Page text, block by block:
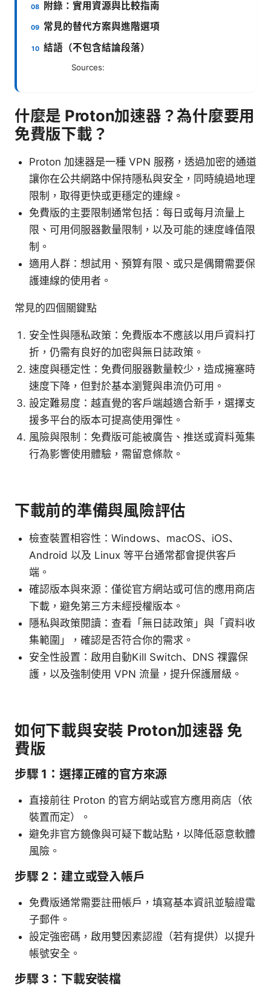
附錄：實用資源與比較指南
常見的替代方案與進階選項
結語（不包含結論段落）
Sources:
什麼是 Proton加速器？為什麼要用
免費版下載？
Proton 加速器是一種 VPN 服務，透過加密的通道
讓你在公共網路中保持隱私與安全，同時繞過地理
限制，取得更快或更穩定的連線。
免費版的主要限制通常包括：每日或每月流量上
限、可用伺服器數量限制，以及可能的速度峰值限
制。
適用人群：想試用、預算有限、或只是偶爾需要保
護連線的使用者。
常見的四個關鍵點
安全性與隱私政策：免費版本不應該以用戶資料打
折，仍需有良好的加密與無日誌政策。
速度與穩定性：免費伺服器數量較少，造成擁塞時
速度下降，但對於基本瀏覽與串流仍可用。
設定難易度：越直覺的客戶端越適合新手，選擇支
援多平台的版本可提高使用彈性。
風險與限制：免費版可能被廣告、推送或資料蒐集
行為影響使用體驗，需留意條款。
下載前的準備與風險評估
檢查裝置相容性：Windows、macOS、iOS、
Android 以及 Linux 等平台通常都會提供客戶
端。
確認版本與來源：僅從官方網站或可信的應用商店
下載，避免第三方未經授權版本。
隱私與政策閱讀：查看「無日誌政策」與「資料收
集範圍」，確認是否符合你的需求。
安全性設置：啟用自動Kill Switch、DNS 祼露保
護，以及強制使用 VPN 流量，提升保護層級。
如何下載與安裝 Proton加速器 免
費版
步驟 1：選擇正確的官方來源
直接前往 Proton 的官方網站或官方應用商店（依
裝置而定）。
避免非官方鏡像與可疑下載站點，以降低惡意軟體
風險。
步驟 2：建立或登入帳戶
免費版通常需要註冊帳戶，填寫基本資訊並驗證電
子郵件。
設定強密碼，啟用雙因素認證（若有提供）以提升
帳號安全。
步驟 3：下載安裝檔